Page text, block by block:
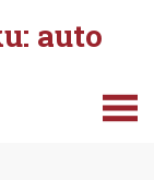
auto